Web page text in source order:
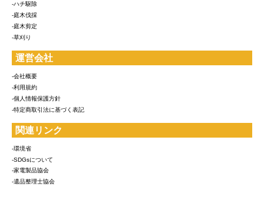
-ハチ駆除
-庭木伐採
-庭木剪定
-草刈り
運営会社
-会社概要
-利用規約
-個人情報保護方針
-特定商取引法に基づく表記
関連リンク
-環境省
-SDGsについて
-家電製品協会
-遺品整理士協会